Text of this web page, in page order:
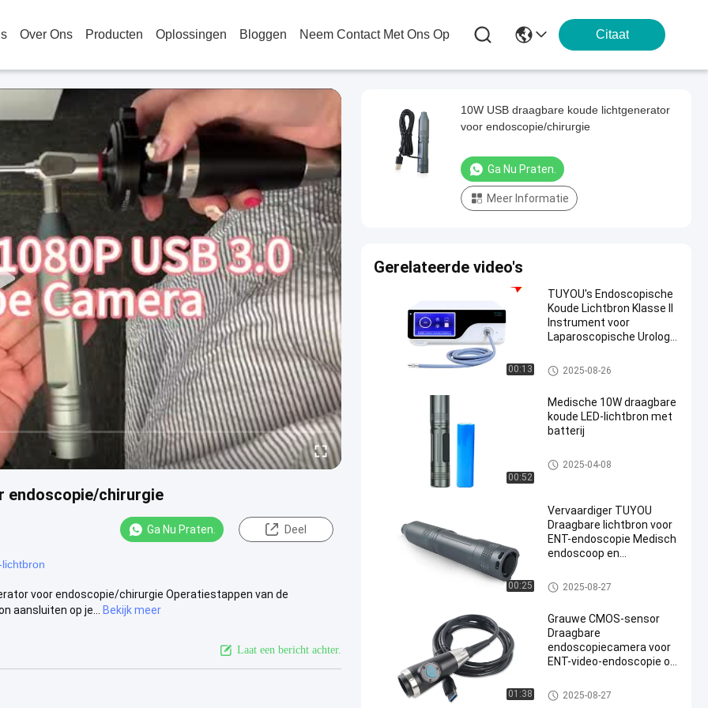
Over Ons Producten Oplossingen Bloggen Neem Contact Met Ons Op Citaat
endoscopie/chirurgie
Ga Nu Praten. Deel
voor endoscopie/chirurgie Operatiestappen van de
aansluiten op je...
Bekijk meer
Laat een bericht achter.
10W USB draagbare koude lichtgenerator
voor endoscopie/chirurgie
Ga Nu Praten.
Meer Informatie
Gerelateerde video's
00:13
TUYOU's Endoscopische
Koude Lichtbron Klasse II
Instrument voor
Laparoscopische Urologie
Medische lichtbron
2025-08-26
00:52
Medische 10W draagbare
koude LED-lichtbron met
batterij
Medische lichtbron
2025-04-08
00:25
Vervaardiger TUYOU
Draagbare lichtbron voor
ENT-endoscopie Medisch
endoscoop en
Medische lichtbron
2025-08-27
01:38
Grauwe CMOS-sensor
Draagbare
endoscopiecamera voor
ENT-video-endoscopie op
Draagbare endoscoopcamera
2025-08-27